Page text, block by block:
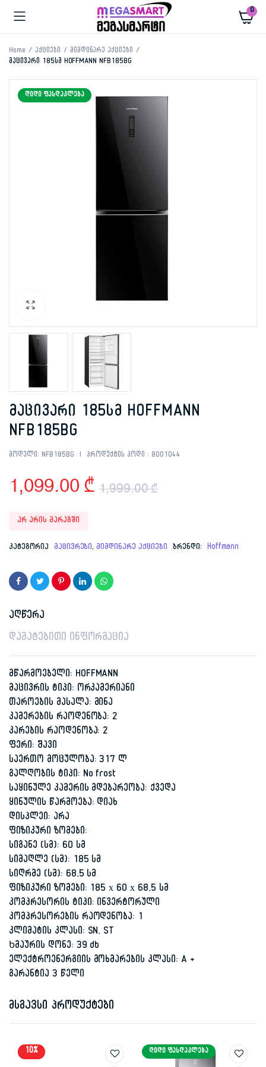
0
Home აქციები
მიმდინარე აქციები
მაცივარი 185სმ HOFFMANN NFB185BG
ᲓᲘᲓᲘ ᲤᲐᲡᲓᲐᲙᲚᲔᲑᲐ
მაცივარი 185სმ HOFFMANN
NFB185BG
მოდელი: NFB185BG პროდუქტის კოდი : 8001044
1,999.00₾
price
1,099.00 ₾
price
არ არის მარაგში
კატეგორია მაცივრები,მიმდინარე აქციები ბრენდი: Hoffmann
აღწერა
დამატებითი ინფორმაცია
მწარმოებელი: HOFFMANN
მაცივრის ტიპი: ორკამერიანი
თაროების მასალა: მინა
კამერების რაოდენობა: 2
კარების რაოდენობა: 2
ფერი: შავი
საერთო მოცულობა: 317 ლ
გალღობის ტიპი: No frost
საყინულე კამერის მდებარეობა: ქვედა
ყინულის წარმოება: დიახ
დისპლეი: არა
ფიზიკური ზომები:
სიგანე (სმ): 60 სმ
სიმაღლე (სმ): 185 სმ
სიღრმე (სმ): 68,5 სმ
ფიზიკური ზომები: 185 х 60 х 68,5 სმ
კომპრესორის ტიპი: ინვერტორული
კომპრესორების რაოდენობა: 1
კლიმატის კლასი: SN, ST
Ხმაურის დონე: 39 db
ელექტროენერგიის მოხმარების კლასი: A +
გარანტია 3 წელი
მსგავსი პროდუქტები
10% ᲓᲘᲓᲘ ᲤᲐᲡᲓᲐᲙᲚᲔᲑᲐ